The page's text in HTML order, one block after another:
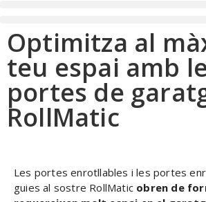
Optimitza al
teu espai amb
portes de
RollMatic
Les portes enrotllables i les portes
guies al sostre RollMatic obren de